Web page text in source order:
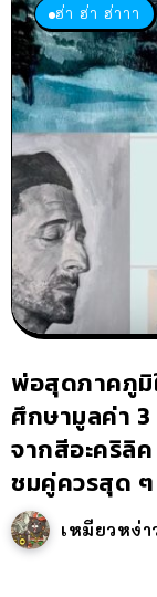
ฮ่า ฮ่า ฮ่าาา
พ่อสุดภาคภูมิ
ศึกษามูลค่า
จากสีอะคริลิ
ชมคู่ควรสุด ๆ
เหมียวหง่า